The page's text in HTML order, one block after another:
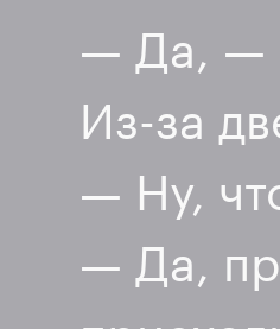
— Да, —
Из-за
— Ну,
— Да,